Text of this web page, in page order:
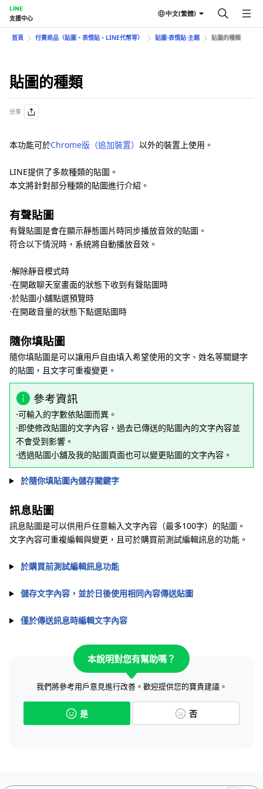
LINE
支援中心
中文(繁體)
首頁 付費商品（貼圖、表情貼、LINE代幣等） 貼圖⋅表情貼⋅主題 貼圖的種類
貼圖的種類
分享
本功能可於Chrome版（追加裝置） 以外的裝置上使用。
LINE提供了多款種類的貼圖。
本文將針對部分種類的貼圖進行介紹。
有聲貼圖
有聲貼圖是會在顯示靜態圖片時同步播放音效的貼圖。
符合以下情況時，系統將自動播放音效。
⋅解除靜音模式時
⋅在開啟聊天室畫面的狀態下收到有聲貼圖時
⋅於貼圖小舖點選預覽時
⋅在開啟音量的狀態下點選貼圖時
隨你填貼圖
隨你填貼圖是可以讓用戶自由填入希望使用的文字、姓名等關鍵字
的貼圖，且文字可重複變更。
參考資訊
⋅可輸入的字數依貼圖而異。
⋅即使修改貼圖的文字內容，過去已傳送的貼圖內的文字內容並
不會受到影響。
⋅透過貼圖小舖及我的貼圖頁面也可以變更貼圖的文字內容。
於隨你填貼圖內儲存關鍵字
訊息貼圖
訊息貼圖是可以供用戶任意輸入文字內容（最多100字）的貼圖。
文字內容可重複編輯與變更，且可於購買前測試編輯訊息的功能。
於購買前測試編輯訊息功能
儲存文字內容，並於日後使用相同內容傳送貼圖
僅於傳送訊息時編輯文字內容
本說明對您有幫助嗎？
我們將參考用戶意見進行改善。歡迎提供您的寶貴建議。
是 否